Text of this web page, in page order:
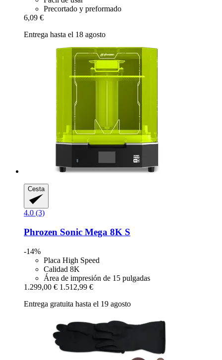
Precortado y preformado
6,09 €
Entrega hasta el 18 agosto
Cesta
4.0 (3)
Phrozen Sonic Mega 8K S
-14%
Placa High Speed
Calidad 8K
Área de impresión de 15 pulgadas
1.299,00 € 1.512,99 €
Entrega gratuita hasta el 19 agosto